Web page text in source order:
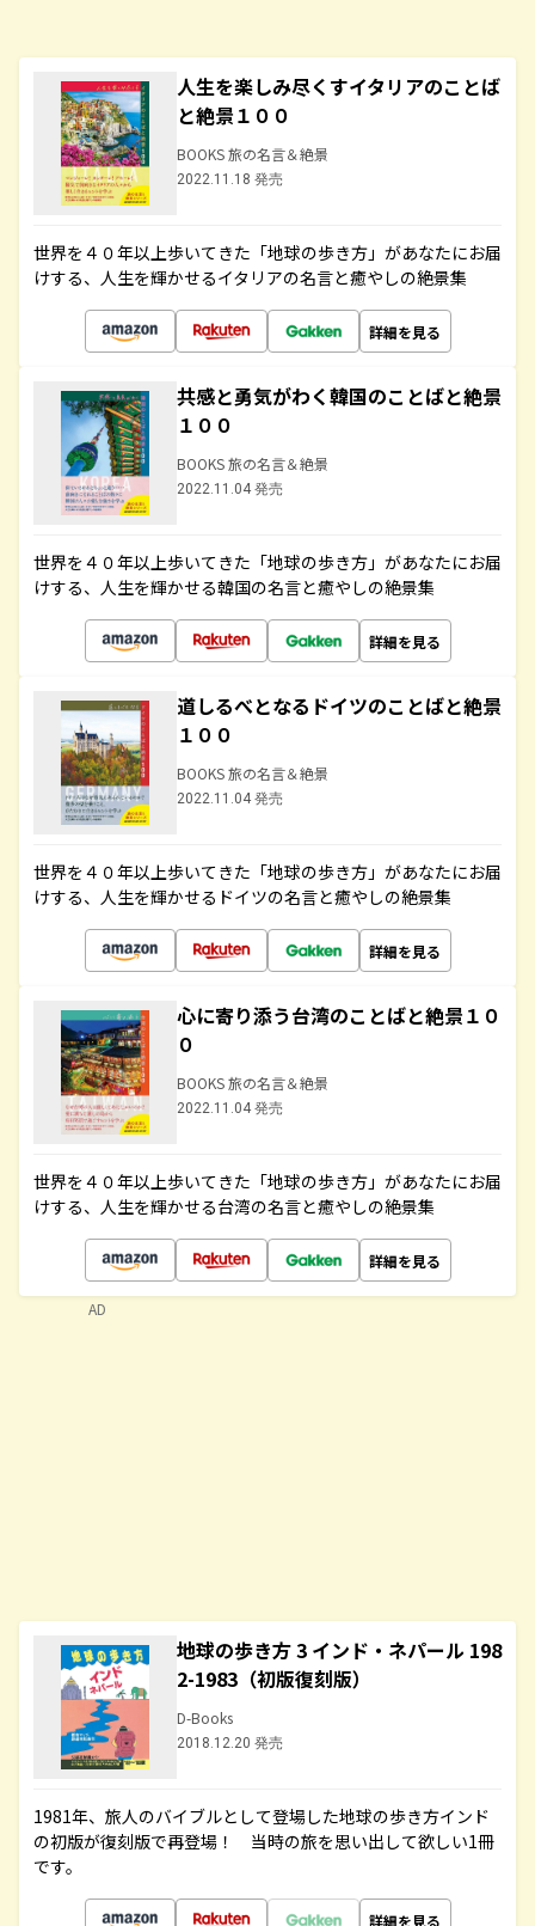
人生を楽しみ尽くすイタリアのことば
と絶景１００
BOOKS 旅の名言＆絶景
2022.11.18 発売
世界を４０年以上歩いてきた「地球の歩き方」があなたにお届
けする、人生を輝かせるイタリアの名言と癒やしの絶景集
詳細を見る
共感と勇気がわく韓国のことばと絶景
１００
BOOKS 旅の名言＆絶景
2022.11.04 発売
世界を４０年以上歩いてきた「地球の歩き方」があなたにお届
けする、人生を輝かせる韓国の名言と癒やしの絶景集
詳細を見る
道しるべとなるドイツのことばと絶景
１００
BOOKS 旅の名言＆絶景
2022.11.04 発売
世界を４０年以上歩いてきた「地球の歩き方」があなたにお届
けする、人生を輝かせるドイツの名言と癒やしの絶景集
詳細を見る
心に寄り添う台湾のことばと絶景１０
０
BOOKS 旅の名言＆絶景
2022.11.04 発売
世界を４０年以上歩いてきた「地球の歩き方」があなたにお届
けする、人生を輝かせる台湾の名言と癒やしの絶景集
詳細を見る
地球の歩き方 3 インド・ネパール 198
2-1983（初版復刻版）
D-Books
2018.12.20 発売
1981年、旅人のバイブルとして登場した地球の歩き方インド
の初版が復刻版で再登場！ 当時の旅を思い出して欲しい1冊
です。
詳細を見る
AD